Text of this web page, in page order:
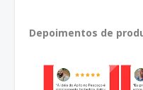
Depoimentos de